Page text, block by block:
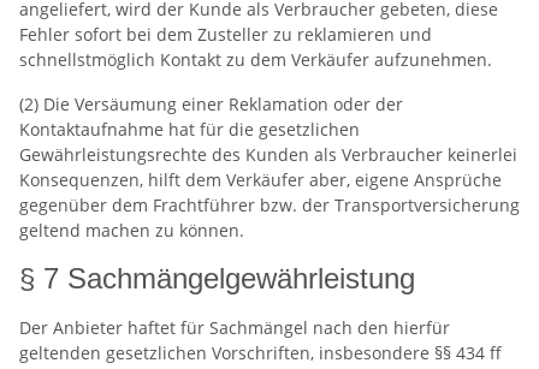
angeliefert, wird der Kunde als Verbraucher gebeten, diese
Fehler sofort bei dem Zusteller zu reklamieren und
schnellstmöglich Kontakt zu dem Verkäufer aufzunehmen.
(2) Die Versäumung einer Reklamation oder der
Kontaktaufnahme hat für die gesetzlichen
Gewährleistungsrechte des Kunden als Verbraucher keinerlei
Konsequenzen, hilft dem Verkäufer aber, eigene Ansprüche
gegenüber dem Frachtführer bzw. der Transportversicherung
geltend machen zu können.
§ 7 Sachmängelgewährleistung
Der Anbieter haftet für Sachmängel nach den hierfür
geltenden gesetzlichen Vorschriften, insbesondere §§ 434 ff